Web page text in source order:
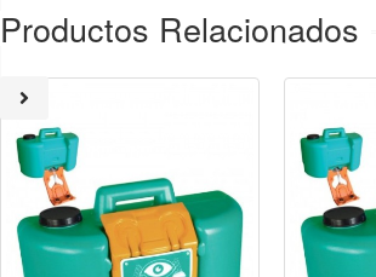
Productos Relacionados